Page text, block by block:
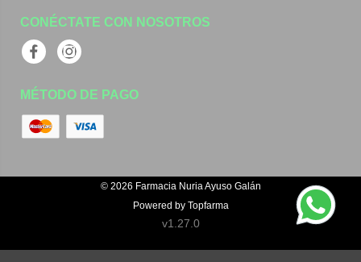
CONÉCTATE CON NOSOTROS
FacebookInstagram
MÉTODO DE PAGO
© 2026 Farmacia Nuria Ayuso Galán
Powered by Topfarma
v1.27.0